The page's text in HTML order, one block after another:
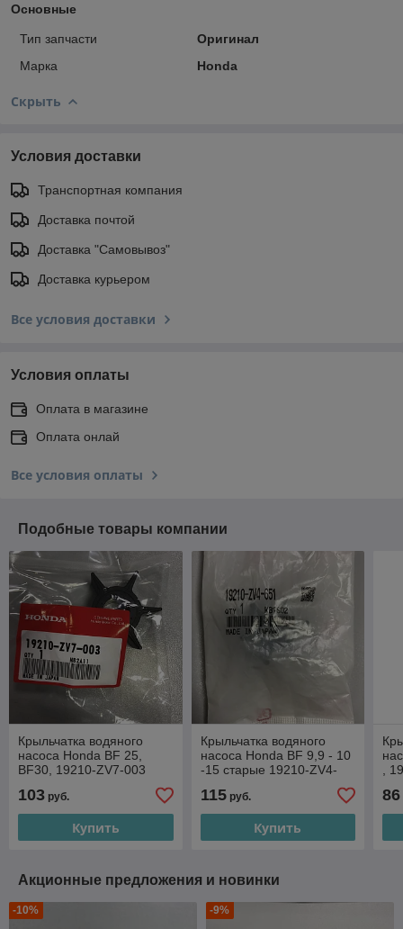
Основные
Тип запчасти
Оригинал
Марка
Honda
Скрыть
Условия доставки
Транспортная компания
Доставка почтой
Доставка "Самовывоз"
Доставка курьером
Все условия доставки
Условия оплаты
Оплата в магазине
Оплата онлай
Все условия оплаты
Подобные товары компании
Крыльчатка водяного
насоса Honda BF 25,
BF30, 19210-ZV7-003
103 руб.
Купить
Крыльчатка водяного
насоса Honda BF 9,9 - 10
-15 старые 19210-ZV4-
115руб.
Купить
,
86
Акционные предложения и новинки
-10% -9%